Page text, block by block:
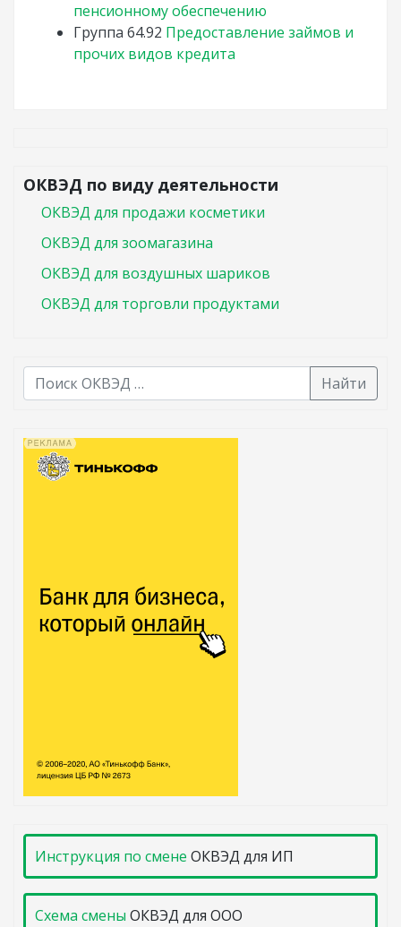
пенсионному обеспечению
Группа 64.92 Предоставление займов и
прочих видов кредита
ОКВЭД по виду деятельности
ОКВЭД для продажи косметики
ОКВЭД для зоомагазина
ОКВЭД для воздушных шариков
ОКВЭД для торговли продуктами
Найти
В списке найденных результатов используйте
Инструкция по смене ОКВЭД для ИП
Схема смены ОКВЭД для ООО